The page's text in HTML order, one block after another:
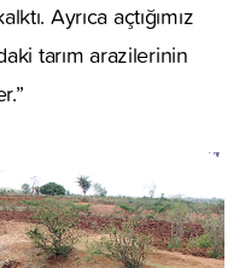
Ayrıca açtığımız
tarım arazilerinin